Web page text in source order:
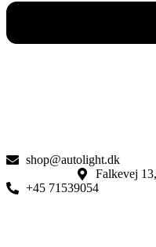
shop@autolight.dk
Falkevej
+45 71539054